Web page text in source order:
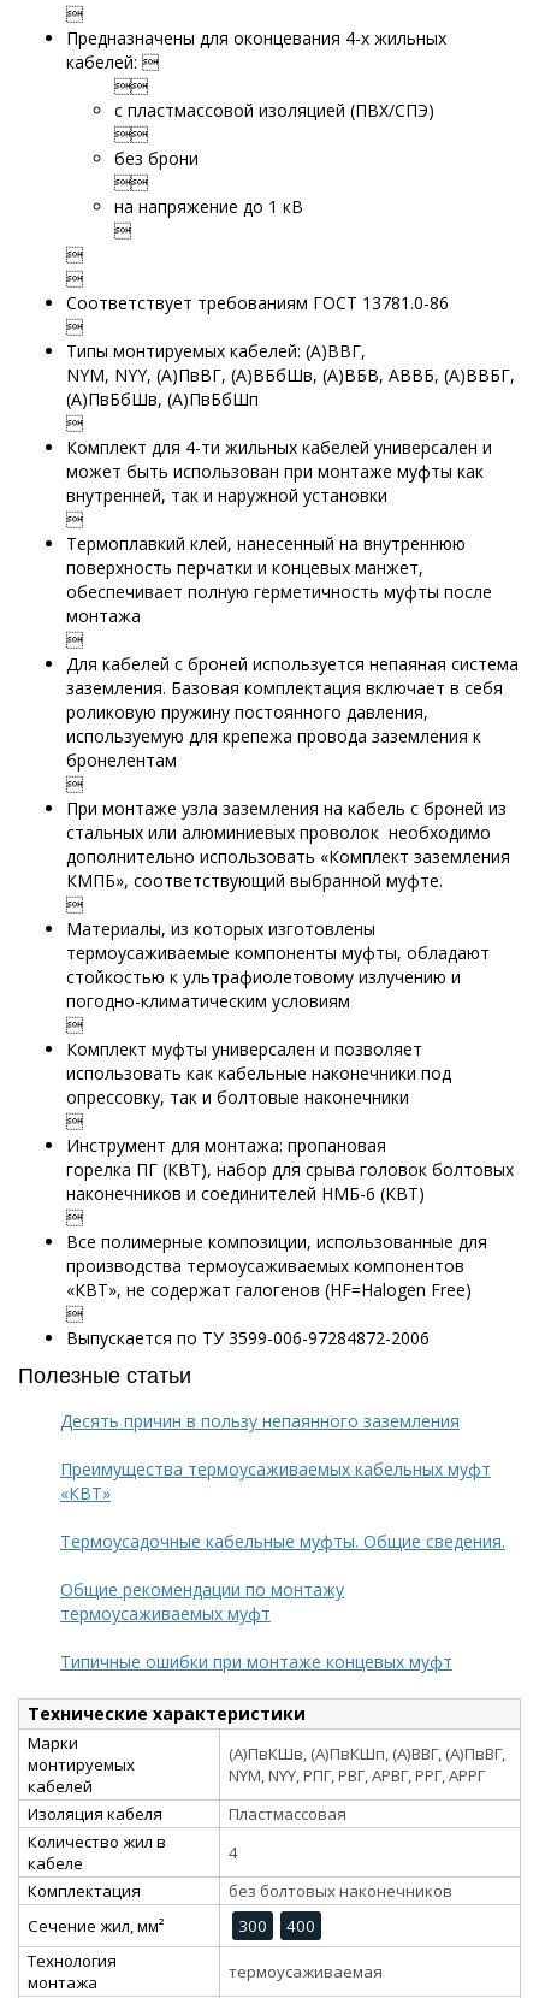

Предназначены для оконцевания 4-х жильных
кабелей: 

с пластмассовой изоляцией (ПВХ/СПЭ)

без брони

на напряжение до 1 кВ



Соответствует требованиям ГОСТ 13781.0-86

Типы монтируемых кабелей: (А)ВВГ,
NYM, NYY, (А)ПвВГ, (А)ВБбШв, (А)ВБВ, АВВБ, (А)ВВБГ,
(А)ПвБбШв, (А)ПвБбШп

Комплект для 4-ти жильных кабелей универсален и
может быть использован при монтаже муфты как
внутренней, так и наружной установки

Термоплавкий клей, нанесенный на внутреннюю
поверхность перчатки и концевых манжет,
обеспечивает полную герметичность муфты после
монтажа

Для кабелей с броней используется непаяная система
заземления. Базовая комплектация включает в себя
роликовую пружину постоянного давления,
используемую для крепежа провода заземления к
бронелентам

При монтаже узла заземления на кабель с броней из
стальных или алюминиевых проволок необходимо
дополнительно использовать «Комплект заземления
КМПБ», соответствующий выбранной муфте.

Материалы, из которых изготовлены
термоусаживаемые компоненты муфты, обладают
стойкостью к ультрафиолетовому излучению и
погодно-климатическим условиям

Комплект муфты универсален и позволяет
использовать как кабельные наконечники под
опрессовку, так и болтовые наконечники

Инструмент для монтажа: пропановая
горелка ПГ (КВТ), набор для срыва головок болтовых
наконечников и соединителей НМБ-6 (КВТ)

Все полимерные композиции, использованные для
производства термоусаживаемых компонентов
«КВТ», не содержат галогенов (HF=Halogen Free)

Выпускается по ТУ 3599-006-97284872-2006
Полезные статьи
Десять причин в пользу непаянного заземления
Преимущества термоусаживаемых кабельных муфт
«КВТ»
Термоусадочные кабельные муфты. Общие сведения.
Общие рекомендации по монтажу
термоусаживаемых муфт
Типичные ошибки при монтаже концевых муфт
Технические характеристики
Марки
монтируемых
кабелей
(А)ПвКШв, (А)ПвКШп, (А)ВВГ, (А)ПвВГ,
NYM, NYY, РПГ, РВГ, АРВГ, РРГ, АРРГ
Изоляция кабеля
Пластмассовая
Количество жил в
кабеле
4
Комплектация
без болтовых наконечников
Сечение жил, мм²
300
400
Технология
монтажа
термоусаживаемая